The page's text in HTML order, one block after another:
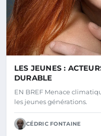
LES JEUNES :
DURABLE
EN BREF Menace
les jeunes générations.
CÉDRIC FONTAINE